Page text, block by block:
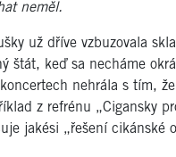
neměl.
už dříve vzbuzovala
štát, keď sa necháme
nehrála s tím,
z refrénu „Cigansky
jakési „řešení cikánské